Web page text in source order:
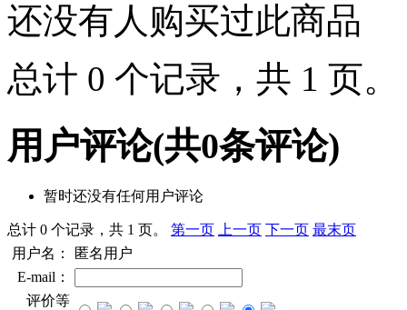
还没有人购买过此商品
总计 0 个记录，共 1 页。
用户评论(共0条评论)
暂时还没有任何用户评论
总计 0 个记录，共 1 页。 第一页 上一页 下一页 最末页
用户名：
匿名用户
E-mail：
评价等